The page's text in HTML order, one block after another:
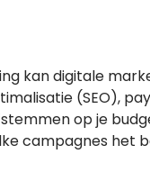
kan digitale
(SEO),
op je
campagnes het